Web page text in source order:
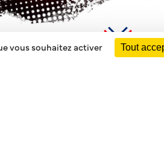
vous souhaitez activer Tout